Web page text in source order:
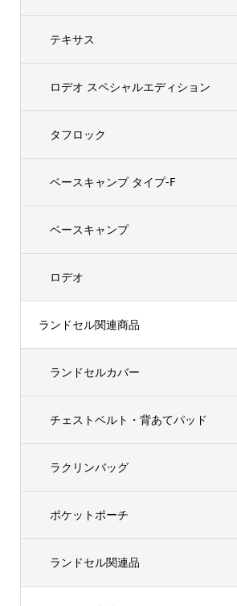
テキサス
ロデオ スペシャルエディション
タフロック
ベースキャンプ タイプ-F
ベースキャンプ
ロデオ
ランドセル関連商品
ランドセルカバー
チェストベルト・背あてパッド
ラクリンバッグ
ポケットポーチ
ランドセル関連品